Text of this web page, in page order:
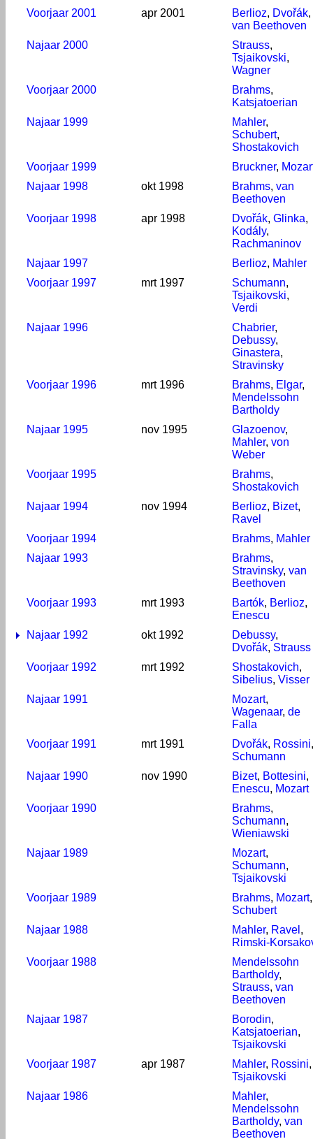
Voorjaar 2001
apr 2001 Berlioz, Dvořák,
van Beethoven
Najaar 2000
Strauss,
Tsjaikovski,
Wagner
Voorjaar 2000
Brahms,
Katsjatoerian
Najaar 1999
Mahler,
Schubert,
Shostakovich
Voorjaar 1999
Bruckner,
Najaar 1998
okt 1998 Brahms, van
Beethoven
Voorjaar 1998
apr 1998 Dvořák, Glinka,
Kodály,
Rachmaninov
Najaar 1997
Berlioz, Mahler
Voorjaar 1997
mrt 1997 Schumann,
Tsjaikovski,
Verdi
Najaar 1996
Chabrier,
Debussy,
Ginastera,
Stravinsky
Voorjaar 1996
mrt 1996 Brahms, Elgar,
Mendelssohn
Bartholdy
Najaar 1995
nov 1995 Glazoenov,
Mahler, von
Weber
Voorjaar 1995
Brahms,
Shostakovich
Najaar 1994
nov 1994 Berlioz, Bizet,
Ravel
Voorjaar 1994
Brahms, Mahler
Najaar 1993
Brahms,
Stravinsky, van
Beethoven
Voorjaar 1993
mrt 1993 Bartók, Berlioz,
Enescu
Najaar 1992
okt 1992 Debussy,
Dvořák, Strauss
Voorjaar 1992
mrt 1992 Shostakovich,
Sibelius, Visser
Najaar 1991
Mozart,
Wagenaar, de
Falla
Voorjaar 1991
mrt 1991 Dvořák, Rossini,
Schumann
Najaar 1990
nov 1990 Bizet, Bottesini,
Enescu, Mozart
Voorjaar 1990
Brahms,
Schumann,
Wieniawski
Najaar 1989
Mozart,
Schumann,
Tsjaikovski
Voorjaar 1989
Brahms, Mozart,
Schubert
Najaar 1988
Mahler, Ravel ,
Rimski-
Voorjaar 1988
Mendelssohn
Bartholdy,
Strauss, van
Beethoven
Najaar 1987
Borodin,
Katsjatoerian,
Tsjaikovski
Voorjaar 1987
apr 1987 Mahler, Rossini,
Tsjaikovski
Najaar 1986
Mahler,
Mendelssohn
Bartholdy, van
Beethoven